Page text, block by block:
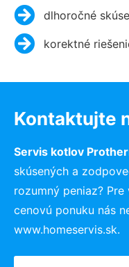
dlhoročné
korektné
Kontaktujte
Servis kotlov
skúsených a
rozumný peniaz?
cenovú ponuku nás
www.homeservis.sk.